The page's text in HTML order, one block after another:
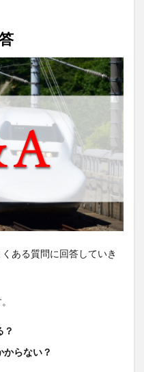
ある質問に回答していき
？
からない？